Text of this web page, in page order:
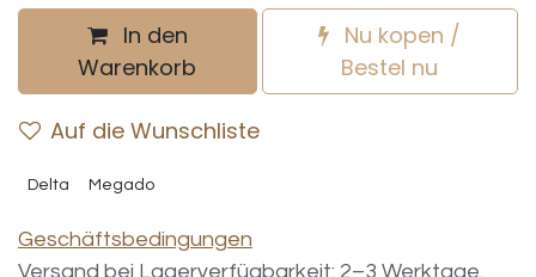
In den
Warenkorb
Nu kopen /
Bestel nu
Auf die Wunschliste
Delta Megado
Geschäftsbedingungen
Versand bei Lagerverfügbarkeit: 2–3 Werktage.